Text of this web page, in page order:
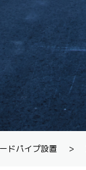
ドパイプ設置 >